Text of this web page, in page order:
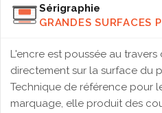
Sérigraphie
GRANDES SURFACES
L'encre est poussée au
directement sur la surface du
Technique de référence pour
marquage, elle produit des